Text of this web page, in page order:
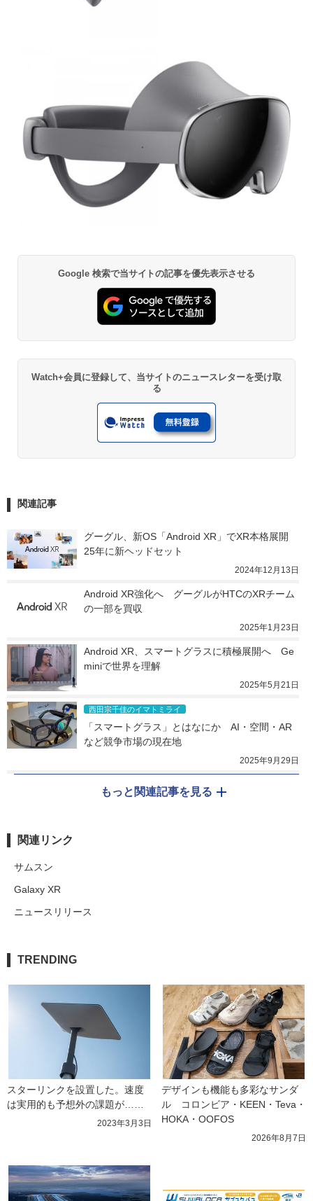
Google 検索で当サイトの記事を優先表示させる
Watch+会員に登録して、当サイトのニュースレターを受け取
る
関連記事
グーグル、新OS「Android XR」でXR本格展開
25年に新ヘッドセット
2024年12月13日
Android XR強化へ　グーグルがHTCのXRチーム
の一部を買収
2025年1月23日
Android XR、スマートグラスに積極展開へ　Ge
miniで世界を理解
2025年5月21日
西田宗千佳のイマトミライ
「スマートグラス」とはなにか　AI・空間・AR
など競争市場の現在地
2025年9月29日
もっと関連記事を見る
関連リンク
サムスン
Galaxy XR
ニュースリリース
TRENDING
スターリンクを設置した。速度
は実用的も予想外の課題が……
2023年3月3日
デザインも機能も多彩なサンダ
ル　コロンビア・KEEN・Teva・
HOKA・OOFOS
2026年8月7日